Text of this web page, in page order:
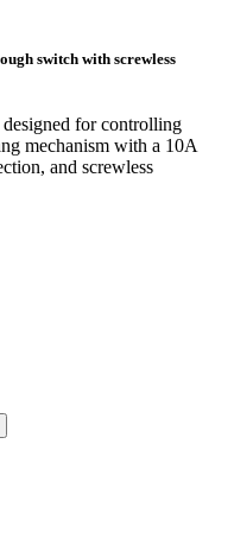
switch with screwless
for controlling
mechanism with a 10A
and screwless